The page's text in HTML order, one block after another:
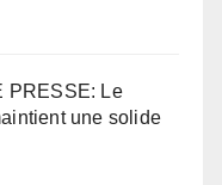
PRESSE: Le
une solide